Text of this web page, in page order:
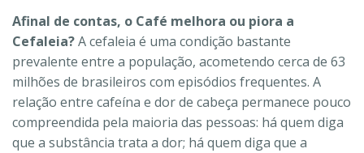
Afinal de contas, o Café melhora ou piora a
Cefaleia?A cefaleia é uma condição bastante
prevalente entre a população, acometendo cerca de 63
milhões de brasileiros com episódios frequentes. A
relação entre cafeína e dor de cabeça permanece pouco
compreendida pela maioria das pessoas: há quem diga
que a substância trata a dor; há quem diga que a